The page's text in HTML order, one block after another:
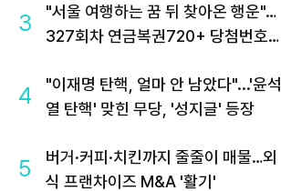
3
"서울 여행하는 꿈 뒤 찾아온 행운"…
327회차 연금복권720+ 당첨번호조
4
"이재명 탄핵, 얼마 안 남았다"...'윤석
열 탄핵' 맞힌 무당, '성지글' 등장
5
버거·커피·치킨까지 줄줄이 매물…외
식 프랜차이즈 M&A '활기'